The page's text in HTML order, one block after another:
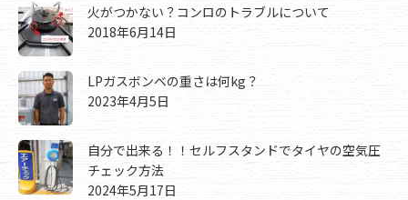
火がつかない？コンロのトラブルについて
2018年6月14日
LPガスボンベの重さは何kg？
2023年4月5日
自分で出来る！！セルフスタンドでタイヤの空気圧
チェック方法
2024年5月17日